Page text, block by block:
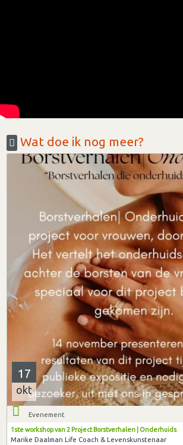
Wat doe ik nog meer?
17
okt
Evenement
1ste workshop van 2 Project Borstverhalen | Onderhuids
Marike Daalman Life Coach & Levenskunstenaar